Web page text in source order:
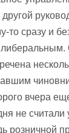
сразу и
вчера
не
розничной